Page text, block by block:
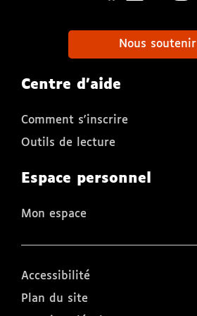
Nous soutenir
Centre d'aide
Comment s'inscrire
Outils de lecture
Espace personnel
Mon espace
Accessibilité
Plan du site